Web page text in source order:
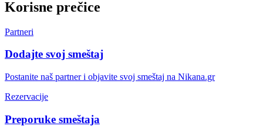
Korisne prečice
Partneri
Dodajte svoj smeštaj
Postanite naš partner i objavite svoj smeštaj na Nikana.gr
Rezervacije
Preporuke smeštaja